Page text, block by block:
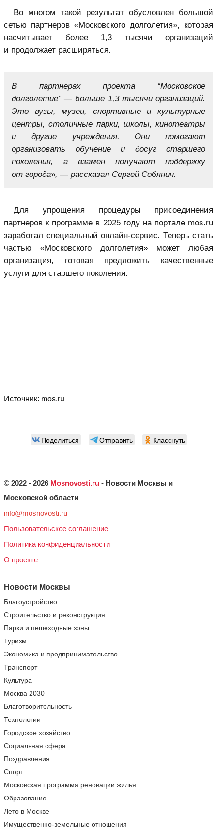
Во многом такой результат обусловлен большой
сетью партнеров «Московского долголетия», которая
насчитывает более 1,3 тысячи организаций
и продолжает расширяться.
В партнерах проекта “Московское
долголетие” — больше 1,3 тысячи организаций.
Это вузы, музеи, спортивные и культурные
центры, столичные парки, школы, кинотеатры
и другие учреждения. Они помогают
организовать обучение и досуг старшего
поколения, а взамен получают поддержку
от города», — рассказал Сергей Собянин.
Для упрощения процедуры присоединения
партнеров к программе в 2025 году на портале mos.ru
заработал специальный онлайн-сервис. Теперь стать
частью «Московского долголетия» может любая
организация, готовая предложить качественные
услуги для старшего поколения.
Источник: mos.ru
Поделиться Отправить Класснуть
© 2022 - 2026 Mosnovosti.ru - Новости Москвы и
Московской области
info@mosnovosti.ru
Пользовательское соглашение
Политика конфиденциальности
О проекте
Новости Москвы
Благоустройство
Строительство и реконструкция
Парки и пешеходные зоны
Туризм
Экономика и предпринимательство
Транспорт
Культура
Москва 2030
Благотворительность
Технологии
Городское хозяйство
Социальная сфера
Поздравления
Спорт
Московская программа реновации жилья
Образование
Лето в Москве
Имущественно-земельные отношения